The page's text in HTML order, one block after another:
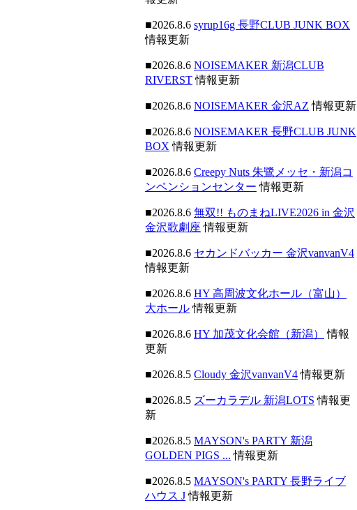
■2026.8.6 syrup16g 長野CLUB JUNK BOX
情報更新
■2026.8.6 NOISEMAKER 新潟CLUB
RIVERST情報更新
■2026.8.6 NOISEMAKER 金沢AZ 情報更新
■2026.8.6 NOISEMAKER 長野CLUB JUNK
BOX 情報更新
■2026.8.6 Creepy Nuts 朱鷺メッセ・新潟コ
ンベンションセンター 情報更新
■2026.8.6 無双!! ものまねLIVE2026 in 金沢
金沢歌劇座 情報更新
■2026.8.6 セカンドバッカー 金沢vanvanV4
情報更新
■2026.8.6 HY 高周波文化ホール（富山）
大ホール情報更新
■2026.8.6 HY 加茂文化会館（新潟）
情報
更新
■2026.8.5 Cloudy 金沢vanvanV4情報更新
■2026.8.5 ズーカラデル 新潟LOTS 情報更
新
■2026.8.5 MAYSON's PARTY 新潟
GOLDEN PIGS ... 情報更新
■2026.8.5 MAYSON's PARTY 長野ライブ
ハウス J情報更新